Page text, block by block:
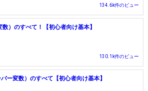
134.6k件のビュー
）のすべて！【初心者向け基本】
130.1k件のビュー
ー変数）のすべて【初心者向け基本】